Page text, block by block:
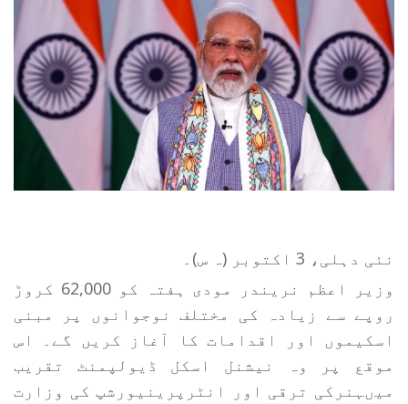
نئی دہلی، 3 اکتوبر (ہ س)۔
وزیر اعظم نریندر مودی ہفتہ کو 62,000 کروڑ
روپے سے زیادہ کی مختلف نوجوانوں پر مبنی
اسکیموں اور اقدامات کا آغاز کریں گے۔ اس
موقع پر وہ نیشنل اسکل ڈیولپمنٹ تقریب
میںہنرکی ترقی اور انٹرپرینیورشپ کی وزارت